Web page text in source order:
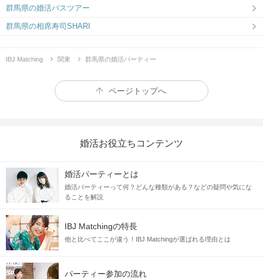
群馬県の婚活バスツアー
群馬県の相席寿司SHARI
IBJ Matching 関東 群馬県の婚活パーティー
ページトップへ
婚活お役立ちコンテンツ
婚活パーティーとは
婚活パーティーって何？どんな種類がある？などの疑問や気にな
ることを解説
IBJ Matchingの特長
他と比べてここが違う！IBJ Matchingが選ばれる理由とは
パーティー参加の流れ